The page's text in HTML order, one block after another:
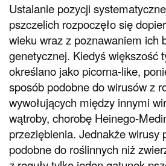
Ustalanie pozycji
pszczelich rozpoczęło się
wieku wraz z poznawaniem ich
genetycznej. Kiedyś większość
określano jako picorna-like,
sposób podobne do wirusów z
wywołujących między innymi
wątroby, chorobę Heinego-
przeziębienia. Jednakże wirusy
podobne do roślinnych niż